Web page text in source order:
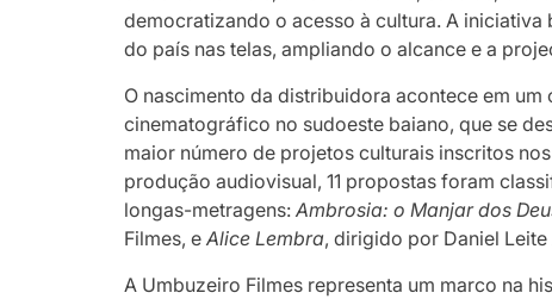
democratizando o acesso à cultura. A
do país nas telas, ampliando o alcance e a
O nascimento da distribuidora acontece em
cinematográfico no sudoeste baiano, que se
maior número de projetos culturais inscritos
produção audiovisual, 11 propostas foram
longas-metragens:Ambrosia: o Manjar dos
Filmes, eAlice Lembra, dirigido por Daniel
A Umbuzeiro Filmes representa um marco na